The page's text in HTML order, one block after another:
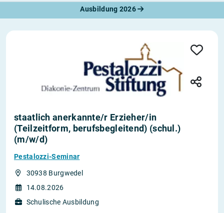
Ausbildung 2026
staatlich anerkannte/r Erzieher/in
(Teilzeitform, berufsbegleitend) (schul.)
(m/w/d)
Pestalozzi-Seminar
30938 Burgwedel
14.08.2026
Schulische Ausbildung